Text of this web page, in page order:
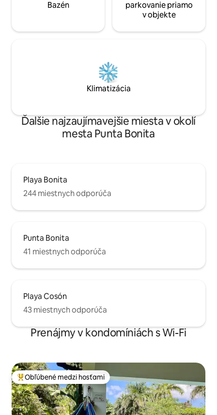
Bazén
parkovanie priamo
v objekte
Klimatizácia
Ďalšie najzaujímavejšie miesta v okolí
mesta Punta Bonita
Playa Bonita
244 miestnych odporúča
Punta Bonita
41 miestnych odporúča
Playa Cosón
43 miestnych odporúča
Prenájmy v kondomíniách s Wi-Fi
Najobľúbenejšie medzi hosťami
Obľúbené medzi hosťami